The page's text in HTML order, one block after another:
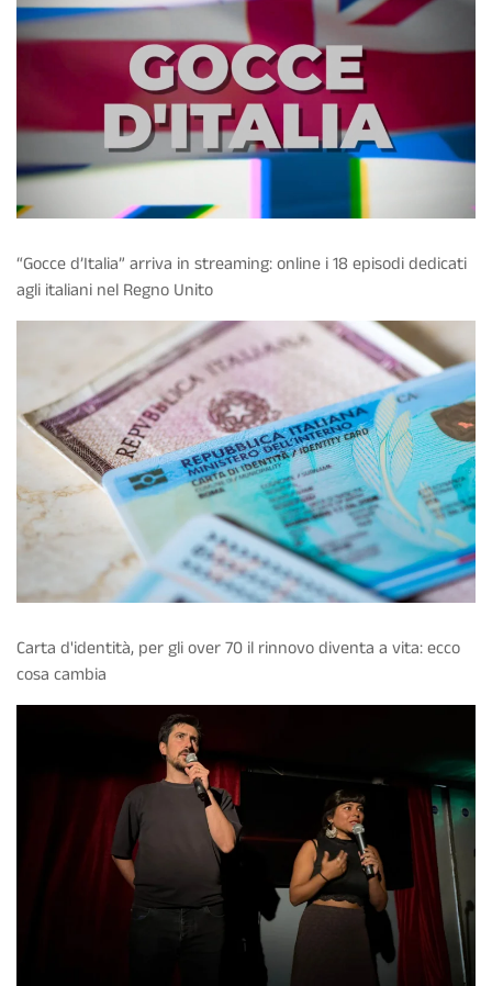
“Gocce d’Italia” arriva in streaming: online i 18 episodi dedicati
agli italiani nel Regno Unito
Carta d'identità, per gli over 70 il rinnovo diventa a vita: ecco
cosa cambia